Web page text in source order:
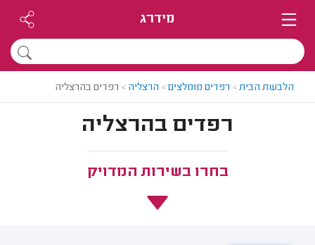
מידרג
הלבשת הבית> רפדים מומלצים> הרצליה > רפדים בהרצליה
רפדים בהרצליה
בחרו בשירות המדויק